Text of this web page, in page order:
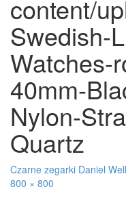
content/
Swedish-
Watches-
40mm-
Nylon-
Quartz
Czarne zegarki Daniel
800 × 800